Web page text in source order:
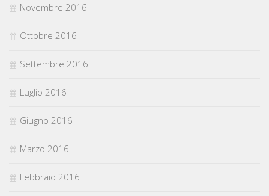
Novembre 2016
Ottobre 2016
Settembre 2016
Luglio 2016
Giugno 2016
Marzo 2016
Febbraio 2016